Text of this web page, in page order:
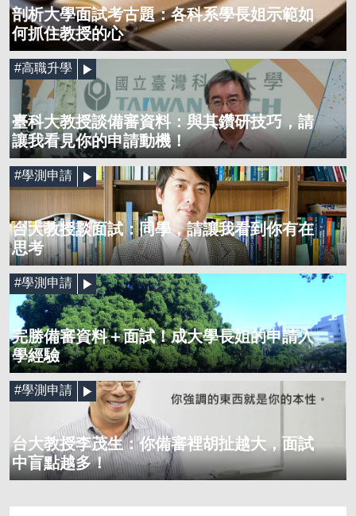
剖析大學面試考古題：各科系學長姐示範如
何抓住教授的心
臺科大教授談備審資料：與其鑽研技巧，請
讓我看見你的申請動機！
#高職升學
台大教授談面試：同學，請讓我看到你有在
思考
#學測申請
完勝備審資料＋面試！成大學長姐的申請入
學經驗
#學測申請
台大教授李茂生：你備審裡胡扯越大，面試
中盲點越多！
#學測申請